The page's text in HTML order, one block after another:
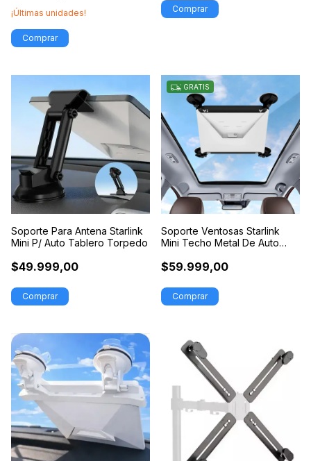
¡Últimas unidades!
Soporte Para Antena Starlink
Mini P/ Auto Tablero Torpedo
$49.999,00
GRATIS
Soporte Ventosas Starlink
Mini Techo Metal De Auto
$59.999,00